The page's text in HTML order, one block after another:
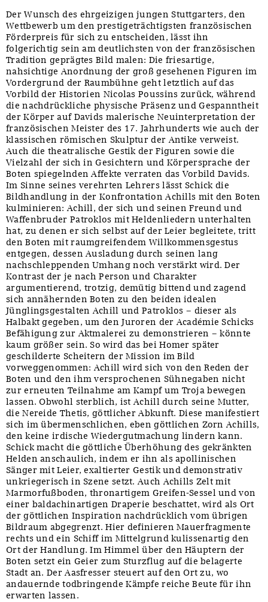
Der Wunsch des ehrgeizigen jungen Stuttgarters, den
Wettbewerb um den prestigeträchtigsten französischen
Förderpreis für sich zu entscheiden, lässt ihn
folgerichtig sein am deutlichsten von der französischen
Tradition geprägtes Bild malen: Die friesartige,
nahsichtige Anordnung der groß gesehenen Figuren im
Vordergrund der Raumbühne geht letztlich auf das
Vorbild der Historien Nicolas Poussins zurück, während
die nachdrückliche physische Präsenz und Gespanntheit
der Körper auf Davids malerische Neuinterpretation der
französischen Meister des 17. Jahrhunderts wie auch der
klassischen römischen Skulptur der Antike verweist.
Auch die theatralische Gestik der Figuren sowie die
Vielzahl der sich in Gesichtern und Körpersprache der
Boten spiegelnden Affekte verraten das Vorbild Davids.
Im Sinne seines verehrten Lehrers lässt Schick die
Bildhandlung in der Konfrontation Achills mit den Boten
kulminieren: Achill, der sich und seinen Freund und
Waffenbruder Patroklos mit Heldenliedern unterhalten
hat, zu denen er sich selbst auf der Leier begleitete, tritt
den Boten mit raumgreifendem Willkommensgestus
entgegen, dessen Ausladung durch seinen lang
nachschleppenden Umhang noch verstärkt wird. Der
Kontrast der je nach Person und Charakter
argumentierend, trotzig, demütig bittend und zagend
sich annähernden Boten zu den beiden idealen
Jünglingsgestalten Achill und Patroklos – dieser als
Halbakt gegeben, um den Juroren der Académie Schicks
Befähigung zur Aktmalerei zu demonstrieren – könnte
kaum größer sein. So wird das bei Homer später
geschilderte Scheitern der Mission im Bild
vorweggenommen: Achill wird sich von den Reden der
Boten und den ihm versprochenen Sühnegaben nicht
zur erneuten Teilnahme am Kampf um Troja bewegen
lassen. Obwohl sterblich, ist Achill durch seine Mutter,
die Nereide Thetis, göttlicher Abkunft. Diese manifestiert
sich im übermenschlichen, eben göttlichen Zorn Achills,
den keine irdische Wiedergutmachung lindern kann.
Schick macht die göttliche Überhöhung des gekränkten
Helden anschaulich, indem er ihn als apollinischen
Sänger mit Leier, exaltierter Gestik und demonstrativ
unkriegerisch in Szene setzt. Auch Achills Zelt mit
Marmorfußboden, thronartigem Greifen-Sessel und von
einer baldachinartigen Draperie beschattet, wird als Ort
der göttlichen Inspiration nachdrücklich vom übrigen
Bildraum abgegrenzt. Hier definieren Mauerfragmente
rechts und ein Schiff im Mittelgrund kulissenartig den
Ort der Handlung. Im Himmel über den Häuptern der
Boten setzt ein Geier zum Sturzflug auf die belagerte
Stadt an. Der Aasfresser steuert auf den Ort zu, wo
andauernde todbringende Kämpfe reiche Beute für ihn
erwarten lassen.